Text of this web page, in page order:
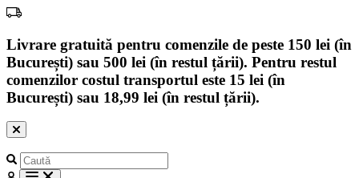
Livrare gratuită pentru comenzile de peste 150 lei (în
București) sau 500 lei (în restul țării). Pentru restul
comenzilor costul transportul este 15 lei (în
București) sau 18,99 lei (în restul țării).